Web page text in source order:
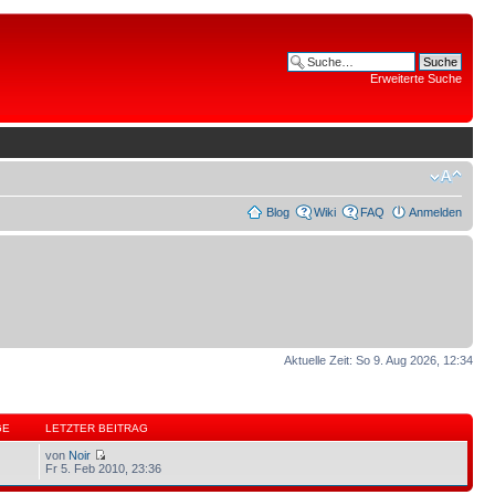
Erweiterte Suche
Blog Wiki FAQ Anmelden
Aktuelle Zeit: So 9. Aug 2026, 12:34
LETZTER BEITRAG
von Noir
Fr 5. Feb 2010, 23:36